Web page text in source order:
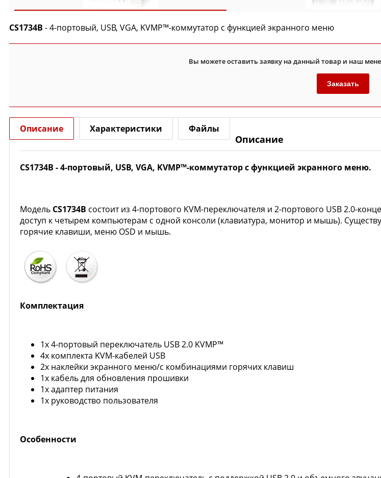
CS1734B - 4-портовый, USB, VGA, KVMP™-коммутатор с функцией экранного меню
Вы можете оставить заявку на данный товар и наш
Заказать
Описание Характеристики Файлы
Описание
CS1734B - 4-портовый, USB, VGA, KVMP™-коммутатор с функцией экранного меню.
Модель CS1734B состоит из 4-портового KVM-переключателя и 2-портового USB 2.0-
доступ к четырем компьютерам с одной консоли (клавиатура, монитор и мышь).
горячие клавиши, меню OSD и мышь.
Комплектация
1х 4-портовый переключатель USB 2.0 KVMP™
4x комплекта KVM-кабелей USB
2x наклейки экранного меню/с комбинациями горячих клавиш
1х кабель для обновления прошивки
1х адаптер питания
1x руководство пользователя
Особенности